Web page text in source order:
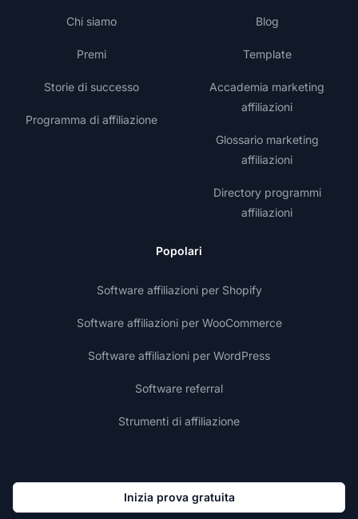
Chi siamo
Premi
Storie di successo
Programma di affiliazione
Blog
Template
Accademia marketing
affiliazioni
Glossario marketing
affiliazioni
Directory programmi
affiliazioni
Popolari
Software affiliazioni per Shopify
Software affiliazioni per WooCommerce
Software affiliazioni per WordPress
Software referral
Strumenti di affiliazione
Inizia prova gratuita